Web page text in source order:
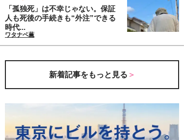
「孤独死」は不幸じゃない。保証
人も死後の手続きも“外注”できる
時代...
ワタナベ薫
新着記事をもっと見る